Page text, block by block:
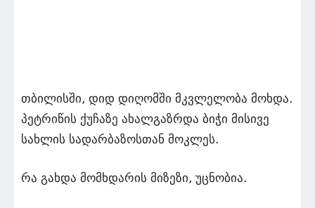
თბილისში, დიდ დიღომში მკვლელობა მოხდა.
პეტრიწის ქუჩაზე ახალგაზრდა ბიჭი მისივე
სახლის სადარბაზოსთან მოკლეს.
რა გახდა მომხდარის მიზეზი, უცნობია.